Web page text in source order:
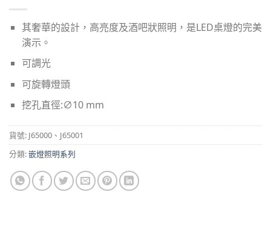
其奢華的設計，高亮度及酒吧狀照明，是LED桌燈的完美
演示。
可調光
可旋轉燈頭
挖孔直徑:∅10 mm
貨號: J65000、J65001
分類:嵌燈照明系列